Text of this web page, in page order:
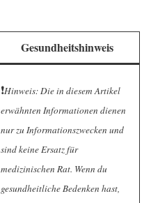
Gesundheitshinweis
❗️Hinweis: Die in diesem Artikel
erwähnten Informationen dienen
nur zu Informationszwecken und
sind keine Ersatz für
medizinischen Rat. Wenn du
gesundheitliche Bedenken hast,